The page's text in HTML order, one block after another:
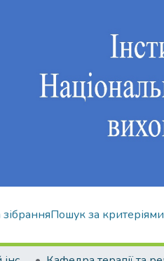
Пошук за критеріями